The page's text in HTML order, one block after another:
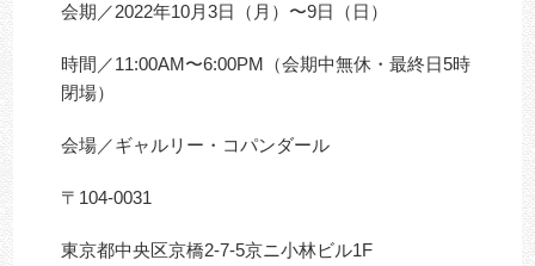
会期／2022年10月3日（月）〜9日（日）
時間／11:00AM〜6:00PM（会期中無休・最終日5時
閉場）
会場／ギャルリー・コパンダール
〒104-0031
東京都中央区京橋2-7-5京ニ小林ビル1F